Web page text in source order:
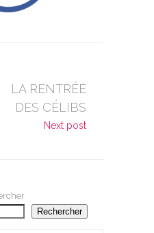
LA RENTRÉE
DES CÉLIBS
Next post
Rechercher